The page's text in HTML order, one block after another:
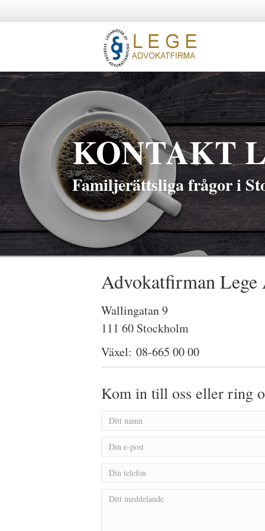
KONTAKT
Familjerättsliga frågor i
Advokatfirman Lege
Wallingatan 9
111 60 Stockholm
Växel: 08-665 00 00
Kom in till oss eller ring